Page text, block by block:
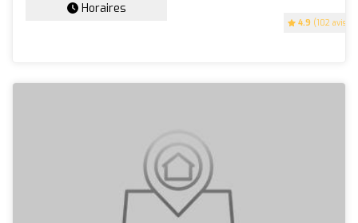
4.9 (102 avis)
Horaires